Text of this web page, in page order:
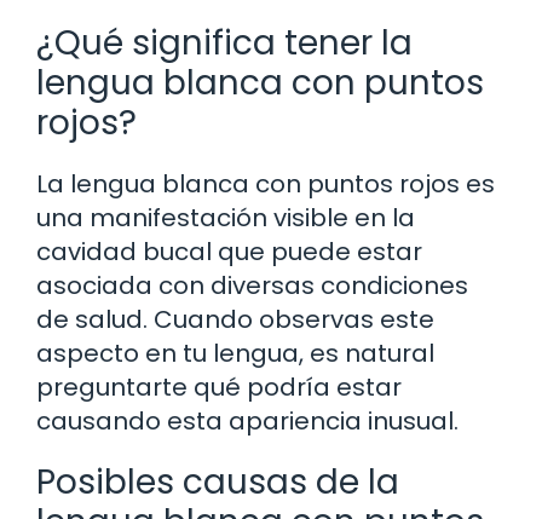
¿Qué significa tener la
lengua blanca con puntos
rojos?
La lengua blanca con puntos rojos es
una manifestación visible en la
cavidad bucal que puede estar
asociada con diversas condiciones
de salud. Cuando observas este
aspecto en tu lengua, es natural
preguntarte qué podría estar
causando esta apariencia inusual.
Posibles causas de la